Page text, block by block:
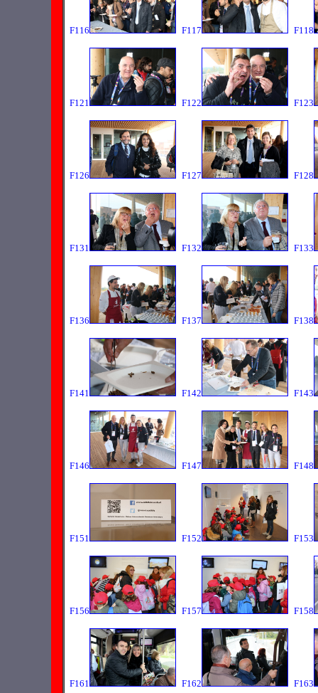
F116 F117 F118
F121 F122 F123
F126 F127 F128
F131 F132 F133
F136 F137 F138
F141 F142 F143
F146 F147 F148
F151 F152 F153
F156 F157 F158
F161 F162 F163